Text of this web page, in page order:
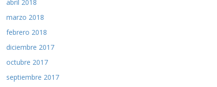
abril 2018
marzo 2018
febrero 2018
diciembre 2017
octubre 2017
septiembre 2017